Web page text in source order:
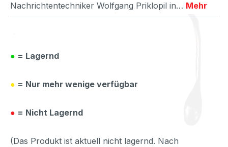
Nachrichtentechniker Wolfgang Priklopil in… Mehr
● = Lagernd
● = Nur mehr wenige verfügbar
● = Nicht Lagernd
(Das Produkt ist aktuell nicht lagernd. Nach